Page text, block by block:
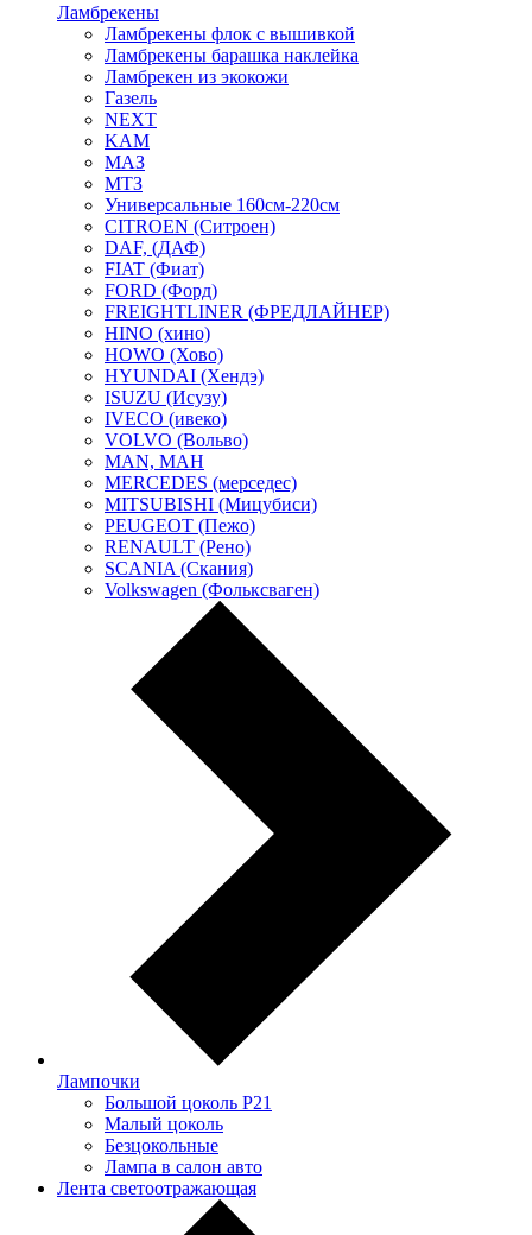
Ламбрекены
Ламбрекены флок с вышивкой
Ламбрекены барашка наклейка
Ламбрекен из экокожи
Газель
NEXT
KAM
МАЗ
МТЗ
Универсальные 160см-220см
CITROEN (Ситроен)
DAF, (ДАФ)
FIAT (Фиат)
FORD (Форд)
FREIGHTLINER (ФРЕДЛАЙНЕР)
HINO (хино)
HOWO (Хово)
HYUNDAI (Хендэ)
ISUZU (Исузу)
IVECO (ивеко)
VOLVO (Вольво)
MAN, МАН
MERCEDES (мерседес)
MITSUBISHI (Мицубиси)
PEUGEOT (Пежо)
RENAULT (Рено)
SCANIA (Скания)
Volkswagen (Фольксваген)
Лампочки
Большой цоколь P21
Малый цоколь
Безцокольные
Лампа в салон авто
Лента светоотражающая